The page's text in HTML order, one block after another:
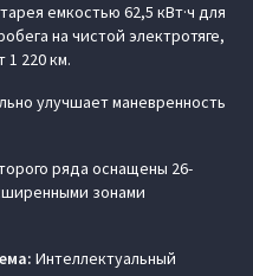
емкостью 62,5 кВт·ч для
на чистой электротяге,
1 220 км.
улучшает маневренность
ряда оснащены 26-
зонами
Интеллектуальный